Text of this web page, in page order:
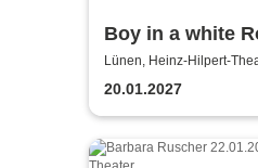
Boy in a white
Hilpert-Theater
Lünen, Heinz-Hilpert-
20.01.2027